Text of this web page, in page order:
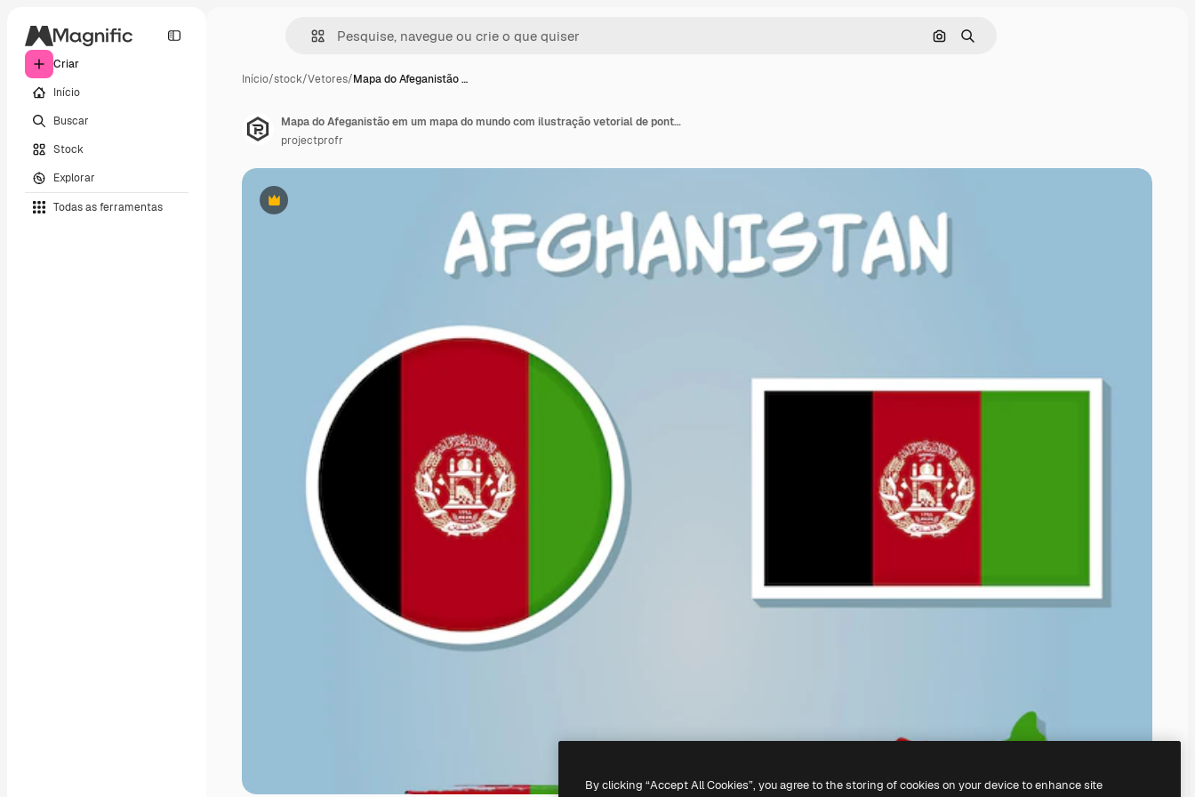
Criar
Início
Buscar
Stock
Explorar
Todas as ferramentas
Pesquisar por imagem
Buscar
Início/stock/Vetores/Mapa do Afeganistão …
Premium
Mapa do Afeganistão em um mapa do mundo com ilustração vetorial de ponteiro de bandeira e mapa
projectprofr
By clicking “Accept All Cookies”, you agree to the storing of cookies on your device to enhance site